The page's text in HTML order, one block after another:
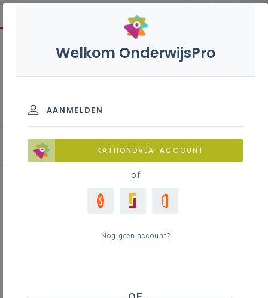
graad - D/A-finaliteit
Luchtkwaliteit in de klas,
slag te gaan in alle graden van
Welkom OnderwijsPro
AANMELDEN
KATHONDVLA-ACCOUNT
of
Nog geen account?